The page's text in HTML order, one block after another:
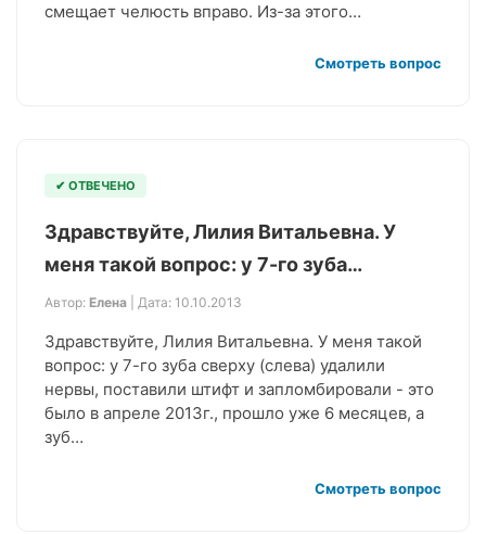
смещает челюсть вправо. Из-за этого…
Смотреть вопрос
✔ ОТВЕЧЕНО
Здравствуйте, Лилия Витальевна. У
меня такой вопрос: у 7-го зуба…
Автор: Елена | Дата: 10.10.2013
Здравствуйте, Лилия Витальевна. У меня такой
вопрос: у 7-го зуба сверху (слева) удалили
нервы, поставили штифт и запломбировали - это
было в апреле 2013г., прошло уже 6 месяцев, а
зуб…
Смотреть вопрос